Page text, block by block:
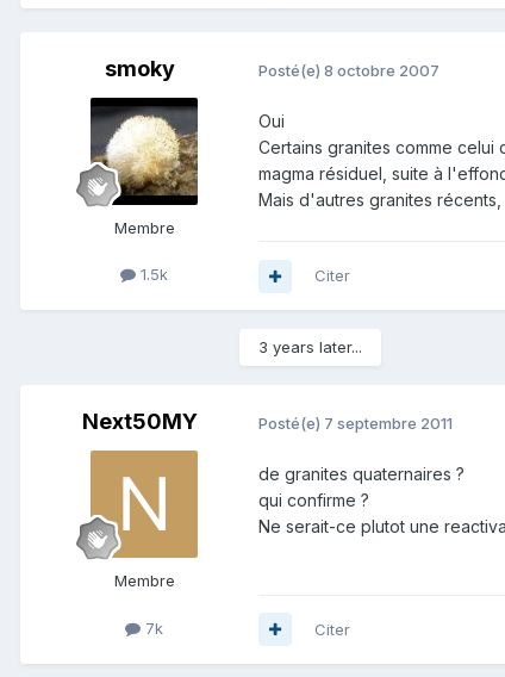
smoky
Membre
1.5k
Posté(e) 8 octobre 2007
Oui
Certains granites comme
magma résiduel, suite à
Mais d'autres granites
Citer
3 years later...
Next50MY
Membre
7k
Posté(e) 7 septembre 2011
de granites quaternaires ?
qui confirme ?
Ne serait-ce plutot une
Citer